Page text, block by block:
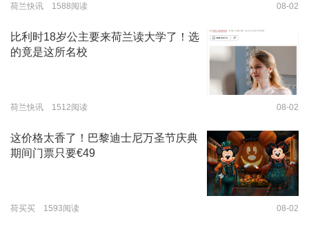
荷兰快讯 1588阅读 08-02
比利时18岁公主要来荷兰读大学了！选
的竟是这所名校
荷兰快讯 1512阅读 08-02
这价格太香了！巴黎迪士尼万圣节庆典
期间门票只要€49
荷买买 1593阅读 08-02